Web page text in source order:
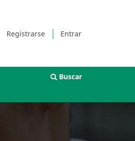
Registrarse Entrar
Buscar